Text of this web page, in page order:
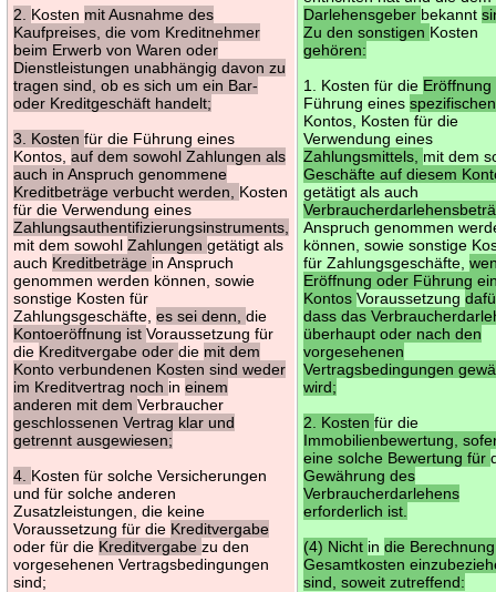
2. Kosten mit Ausnahme des
Kaufpreises, die vom Kreditnehmer
beim Erwerb von Waren oder
Dienstleistungen unabhängig davon zu
tragen sind, ob es sich um ein Bar-
oder Kreditgeschäft handelt;
3. Kostenfür die Führung eines
Kontos,auf dem sowohl Zahlungen als
auch in Anspruch genommene
Kreditbeträge verbucht werden, Kosten
für die Verwendung eines
Zahlungsauthentifizierungsinstruments,
mit dem sowohlZahlungengetätigt als
auch Kreditbeträge in Anspruch
genommen werden können, sowie
sonstige Kosten für
Zahlungsgeschäfte,es sei denn,die
Kontoeröffnung istVoraussetzung für
die Kreditvergabe oderdie mit dem
Konto verbundenen Kosten sind weder
im Kreditvertrag noch ineinem
anderen mit demVerbraucher
geschlossenen Vertrag klar und
getrennt ausgewiesen;
4. Kosten für solche Versicherungen
und für solche anderen
Zusatzleistungen, die keine
Voraussetzung für die Kreditvergabe
oder für die Kreditvergabezu den
vorgesehenen Vertragsbedingungen
sind;
Darlehensgeber bekannt
Zu den sonstigen Kosten
gehören:
1. Kosten für die Eröffnung
Führung einesspezifischen
Kontos, Kosten für die
Verwendung eines
Zahlungsmittels, mit dem
Geschäfte auf diesem
getätigt als auch
Anspruch genommen
können, sowie sonstige
für Zahlungsgeschäfte,
Eröffnung oder Führung
KontosVoraussetzung
dass das
überhaupt oder nach den
vorgesehenen
Vertragsbedingungen
wird;
2. Kostenfür die
Immobilienbewertung,
eine solche Bewertung für
Gewährung des
Verbraucherdarlehens
erforderlich ist.
(4) Nicht indie
Gesamtkosten
sind, soweit zutreffend: